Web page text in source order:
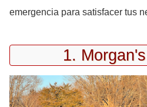
emergencia para satisfacer tus
1.